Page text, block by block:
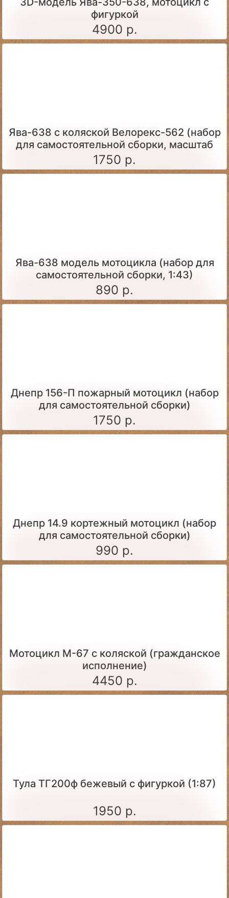
фигуркой
4900 р.
Ява-638 с коляской Велорекс-562 (набор
для самостоятельной сборки, масштаб
1:43)
1750 р.
Ява-638 модель мотоцикла (набор для
самостоятельной сборки, 1:43)
890 р.
Днепр 156-П пожарный мотоцикл (набор
для самостоятельной сборки)
1750 р.
Днепр 14.9 кортежный мотоцикл (набор
для самостоятельной сборки)
990 р.
Мотоцикл М-67 с коляской (гражданское
исполнение)
4450 р.
Тула ТГ200ф бежевый с фигуркой (1:87)
1950 р.